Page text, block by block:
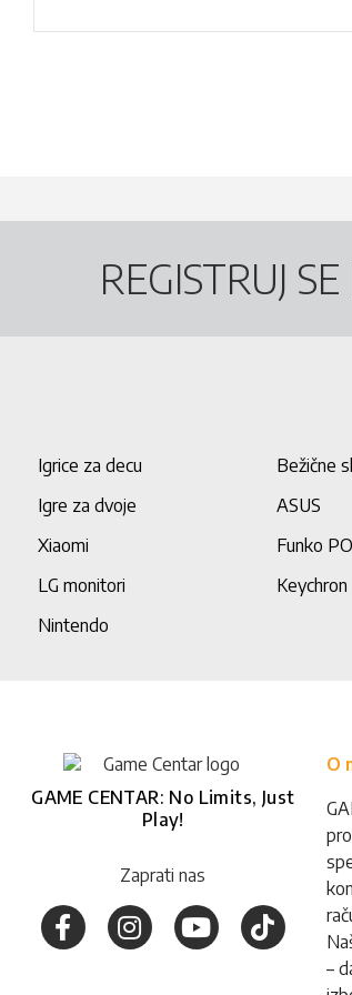
REGISTRUJ
Igrice za decu Bežične
Igre za dvoje
ASUS
Xiaomi
Funko
LG monitori
Keychron
Nintendo
GAME CENTAR: No Limits, Just
Play!
Zaprati nas
O
–